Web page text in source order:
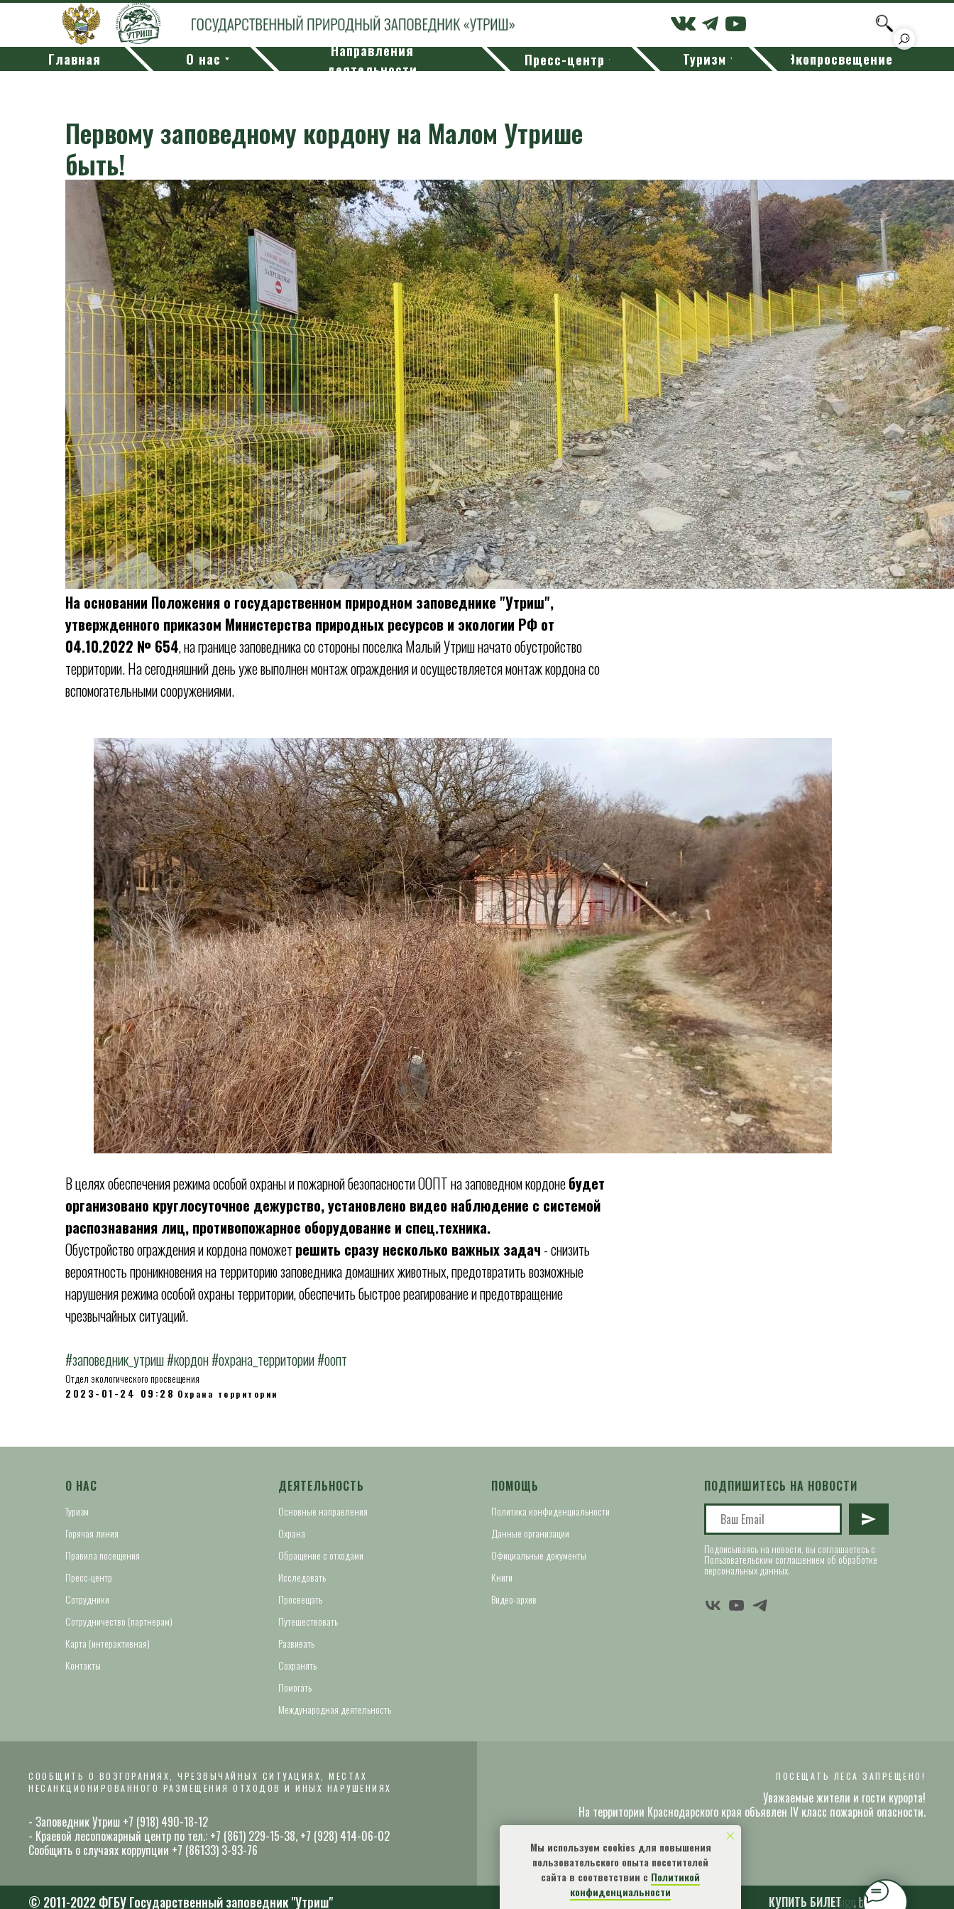
Туризм
Пресс-центр
Направления
деятельности
О нас
Главная Экопросвещение
Мы используем cookies для повышения
пользовательского опыта посетителей
сайта в соответствии с Политикой
конфиденциальности
КУПИТЬ БИЛЕТ
Первому заповедному кордону на Малом Утрише
быть!
На основании Положения о государственном природном заповеднике "Утриш",
утвержденного приказом Министерства природных ресурсов и экологии РФ от
04.10.2022 № 654, на границе заповедника со стороны поселка Малый Утриш начато обустройство
территории. На сегодняшний день уже выполнен монтаж ограждения и осуществляется монтаж кордона со
вспомогательными сооружениями.
В целях обеспечения режима особой охраны и пожарной безопасности ООПТ на заповедном кордонебудет
организовано круглосуточное дежурство, установлено видео наблюдение с системой
распознавания лиц, противопожарное оборудование и спец.техника.
Обустройство ограждения и кордона поможет решить сразу несколько важных задач - снизить
вероятность проникновения на территорию заповедника домашних животных, предотвратить возможные
нарушения режима особой охраны территории, обеспечить быстрое реагирование и предотвращение
чрезвычайных ситуаций.
#заповедник_утриш#кордон#охрана_территории#оопт
Отдел экологического просвещения
2023-01-24 09:28 Охрана территории
О НАС
Туризм
Горячая линия
Правила посещения
Пресс-центр
Сотрудники
Сотрудничество (партнерам)
Карта (интерактивная)
Контакты
ДЕЯТЕЛЬНОСТЬ
Основные направления
Охрана
Обращение с отходами
Исследовать
Просвещать
Путешествовать
Развивать
Сохранять
Помогать
Международная деятельность
ПОМОЩЬ
Политика конфиденциальности
Данные организации
Официальные документы
Книги
Видео-архив
ПОДПИШИТЕСЬ НА НОВОСТИ
Подписываясь на новости, вы соглашаетесь с
Пользовательским соглашением об обработке
персональных данных.
СООБЩИТЬ О ВОЗГОРАНИЯХ, ЧРЕЗВЫЧАЙНЫХ СИТУАЦИЯХ, МЕСТАХ
НЕСАНКЦИОНИРОВАННОГО РАЗМЕЩЕНИЯ ОТХОДОВ И ИНЫХ НАРУШЕНИЯХ
- Заповедник Утриш +7 (918) 490-18-12
- Краевой лесопожарный центр по тел.: +7 (861) 229-15-38, +7 (928) 414-06-02
Сообщить о случаях коррупции +7 (86133) 3-93-76
ПОСЕЩАТЬ ЛЕСА ЗАПРЕЩЕНО!
Уважаемые жители и гости курорта!
На территории Краснодарского края объявлен IV класс пожарной опасности.
© 2011-2022 ФГБУ Государственный заповедник "Утриш" Design by